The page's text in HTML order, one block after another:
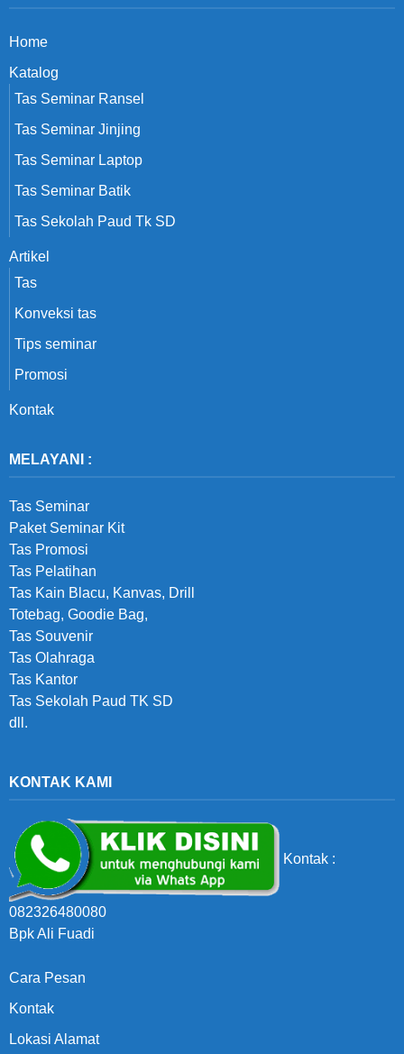
Home
Katalog
Tas Seminar Ransel
Tas Seminar Jinjing
Tas Seminar Laptop
Tas Seminar Batik
Tas Sekolah Paud Tk SD
Artikel
Tas
Konveksi tas
Tips seminar
Promosi
Kontak
MELAYANI :
Tas Seminar
Paket Seminar Kit
Tas Promosi
Tas Pelatihan
Tas Kain Blacu, Kanvas, Drill
Totebag, Goodie Bag,
Tas Souvenir
Tas Olahraga
Tas Kantor
Tas Sekolah Paud TK SD
dll.
KONTAK KAMI
Kontak :
082326480080
Bpk Ali Fuadi
Cara Pesan
Kontak
Lokasi Alamat